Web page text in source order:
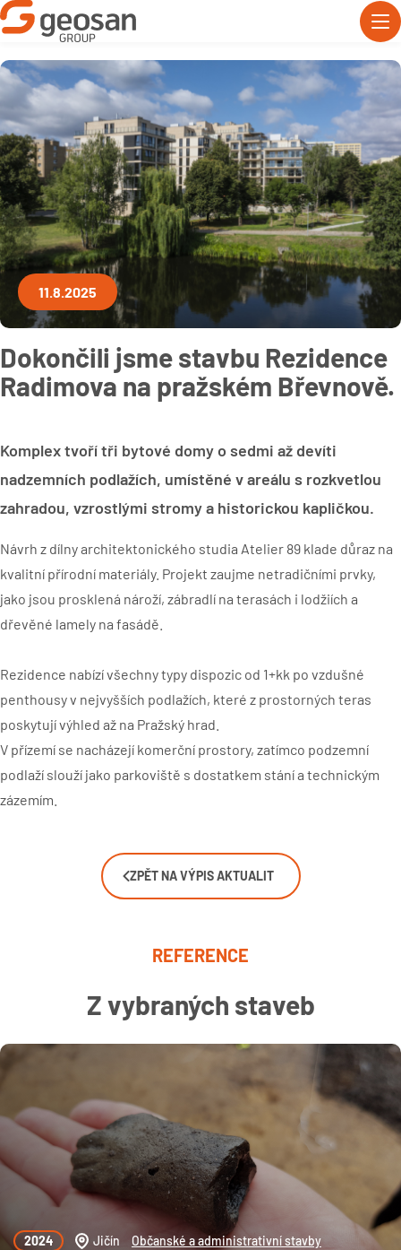
11.8.2025
Dokončili jsme stavbu Rezidence
Radimova na pražském Břevnově.
Komplex tvoří tři bytové domy o sedmi až devíti
nadzemních podlažích, umístěné v areálu s rozkvetlou
zahradou, vzrostlými stromy a historickou kapličkou.
Návrh z dílny architektonického studia Atelier 89 klade důraz na
kvalitní přírodní materiály. Projekt zaujme netradičními prvky,
jako jsou prosklená nároží, zábradlí na terasách i lodžiích a
dřevěné lamely na fasádě.
Rezidence nabízí všechny typy dispozic od 1+kk po vzdušné
penthousy v nejvyšších podlažích, které z prostorných teras
poskytují výhled až na Pražský hrad.
V přízemí se nacházejí komerční prostory, zatímco podzemní
podlaží slouží jako parkoviště s dostatkem stání a technickým
zázemím.
ZPĚT NA VÝPIS AKTUALIT
REFERENCE
Z vybraných staveb
2024 Jičín Občanské a administrativní stavby